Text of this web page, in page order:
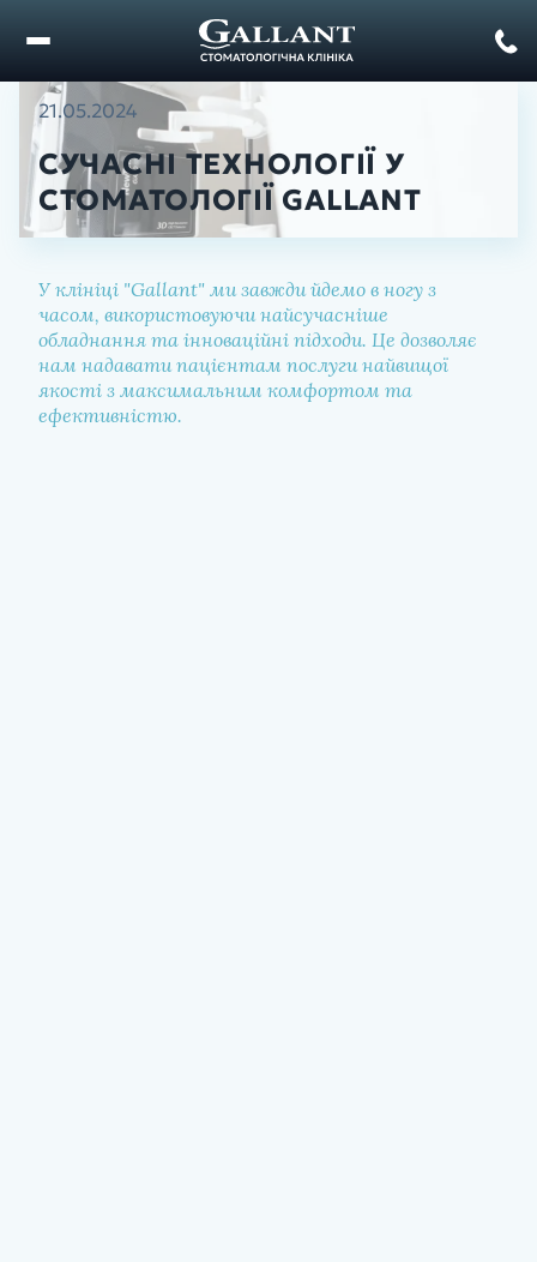
Пров. Г. Жаданенка, 4а
21.05.2024
СУЧАСНІ ТЕХНОЛОГІЇ У
СТОМАТОЛОГІЇ GALLANT
У клініці "Gallant" ми завжди йдемо в ногу з
часом, використовуючи найсучасніше
обладнання та інноваційні підходи. Це дозволяє
нам надавати пацієнтам послуги найвищої
якості з максимальним комфортом та
ефективністю.